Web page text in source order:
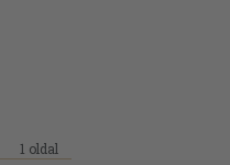
1 oldal